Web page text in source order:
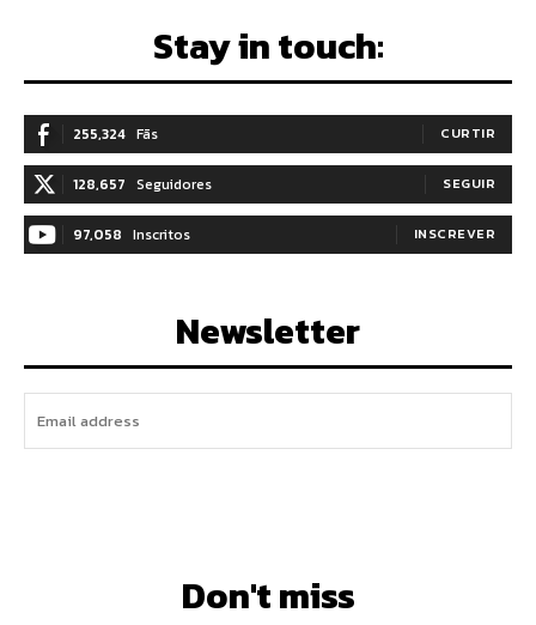
Stay in touch:
255,324 Fãs CURTIR
128,657 Seguidores SEGUIR
97,058 Inscritos INSCREVER
Newsletter
Don't miss